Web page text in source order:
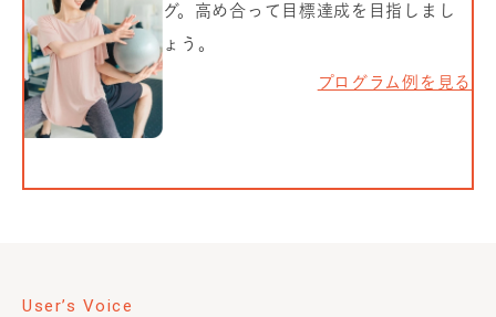
グ。高め合って目標達成を目指しまし
ょう。
プログラム例を見る
User’s Voice